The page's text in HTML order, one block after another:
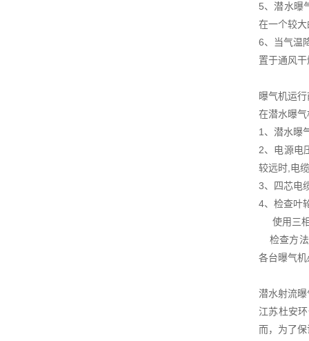
5、潜水曝
在一个较
6、当气温
置于通风
曝气机运
在潜水曝
1、潜水曝
2、电源电
较远时,电
3、四芯电
4、检查叶
使用三相
检查方法
各台曝气
潜水射流
江苏杜安
而，为了